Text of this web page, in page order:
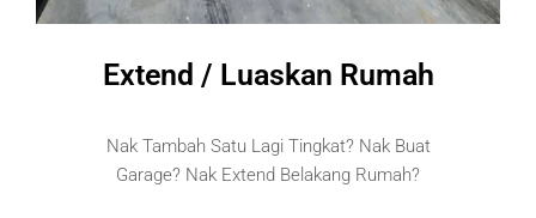
Extend / Luaskan Rumah
Nak Tambah Satu Lagi Tingkat? Nak Buat
Garage? Nak Extend Belakang Rumah?